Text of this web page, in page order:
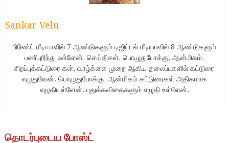
Sankar Velu
பிரிண்ட் மீடியாவில் 7 ஆண்டுகளும் டிஜிட்டல் மீடியாவில் 8 ஆண்டுகளும்
பணிபுரிந்து உள்ளேன். செய்திகள், பொழுதுபோக்கு, ஆன்மிகம்,
சிறப்புக்கட்டுரை கள், வாழ்க்கை முறை ஆகிய தலைப்புகளில் கட்டுரை
எழுதுவேன். பொழுதுபோக்கு, ஆன்மிகம் கட்டுரைகள் அதிகமாக
எழுதியுள்ளேன். புதுக்கவிதைகளும் எழுதி உள்ளேன்.
தொடர்புடைய போஸ்ட்